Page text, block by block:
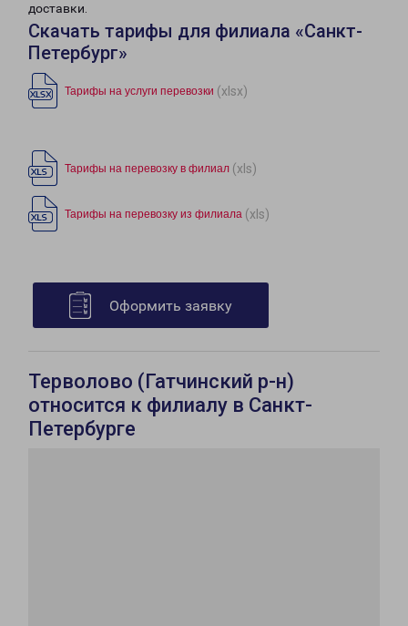
доставки.
Скачать тарифы для филиала «Санкт-
Петербург»
Тарифы на услуги перевозки (xlsx)
Тарифы на перевозку в филиал (xls)
Тарифы на перевозку из филиала (xls)
Оформить заявку
Терволово (Гатчинский р-н)
относится к филиалу в Санкт-
Петербурге